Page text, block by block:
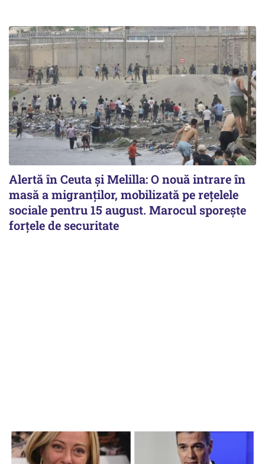
Alertă în Ceuta și Melilla: O nouă intrare în
masă a migranților, mobilizată pe rețelele
sociale pentru 15 august. Marocul sporește
forțele de securitate